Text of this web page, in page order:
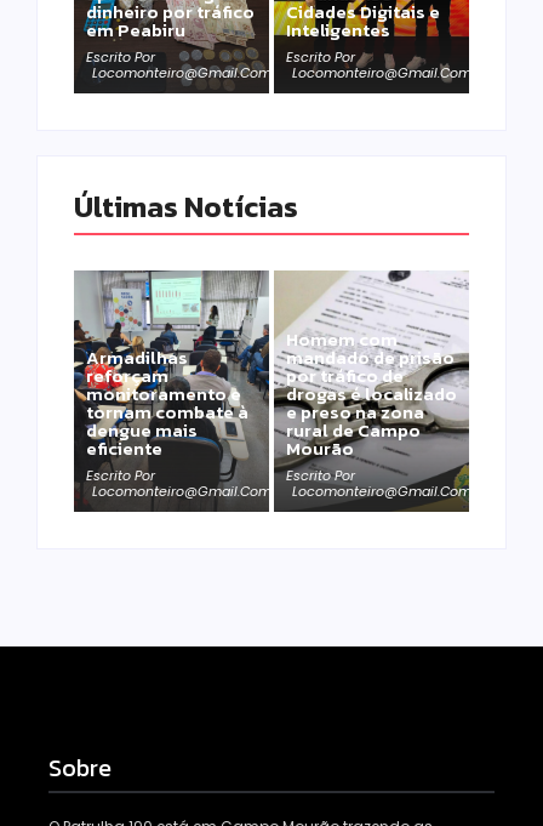
dinheiro por tráfico
em Peabiru
Escrito Por
Locomonteiro@gmail.com
Cidades Digitais e
Inteligentes
Escrito Por
Locomonteiro@gmail.com
Últimas Notícias
Armadilhas
reforçam
monitoramento e
tornam combate à
dengue mais
eficiente
Escrito Por
Locomonteiro@gmail.com
Homem com
mandado de prisão
por tráfico de
drogas é localizado
e preso na zona
rural de Campo
Mourão
Escrito Por
Locomonteiro@gmail.com
Sobre